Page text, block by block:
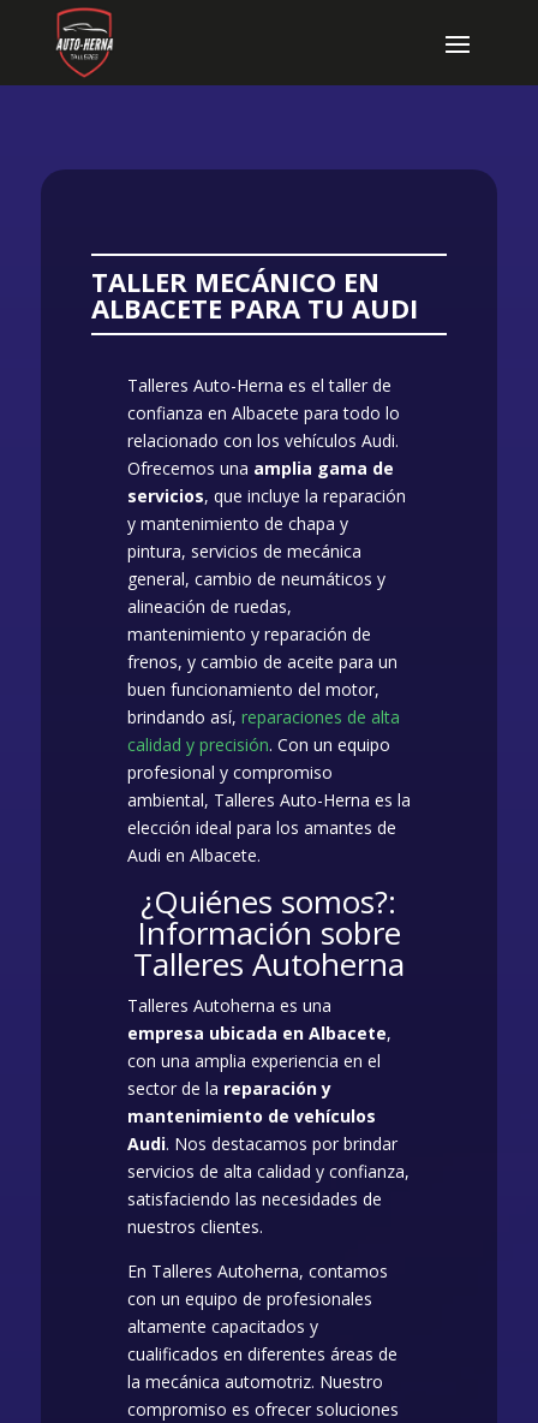
TALLER MECÁNICO EN
ALBACETE PARA TU AUDI
Talleres Auto-Herna es el taller de
confianza en Albacete para todo lo
relacionado con los vehículos Audi.
Ofrecemos una amplia gama de
servicios, que incluye la reparación
y mantenimiento de chapa y
pintura, servicios de mecánica
general, cambio de neumáticos y
alineación de ruedas,
mantenimiento y reparación de
frenos, y cambio de aceite para un
buen funcionamiento del motor,
brindando así, reparaciones de alta
calidad y precisión. Con un equipo
profesional y compromiso
ambiental, Talleres Auto-Herna es la
elección ideal para los amantes de
Audi en Albacete.
¿Quiénes somos?:
Información sobre
Talleres Autoherna
Talleres Autoherna es una
empresa ubicada en Albacete,
con una amplia experiencia en el
sector de la reparación y
mantenimiento de vehículos
Audi. Nos destacamos por brindar
servicios de alta calidad y confianza,
satisfaciendo las necesidades de
nuestros clientes.
En Talleres Autoherna, contamos
con un equipo de profesionales
altamente capacitados y
cualificados en diferentes áreas de
la mecánica automotriz. Nuestro
compromiso es ofrecer soluciones